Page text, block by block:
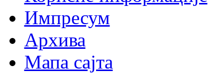
Импресум
Архива
Мапа сајта